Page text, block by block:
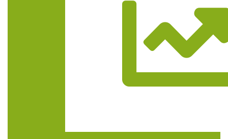
Trasa